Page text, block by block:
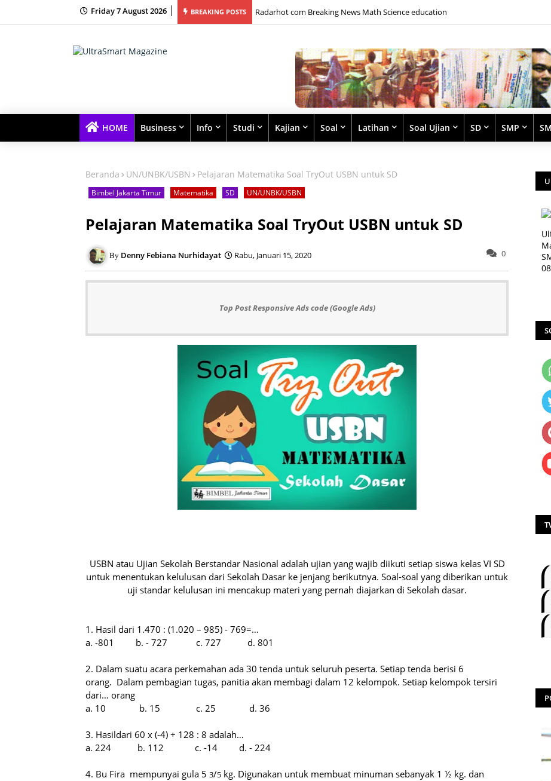
Friday 7 August 2026 BREAKING POSTS
Belajar Terbaik dengan Kelas Kecil dan Fokus Tinggi Radarhot com Breaking News Math Science education
HOME Business Info Studi Kajian Soal Latihan Soal Ujian SD SMP
Beranda UN/UNBK/USBN Pelajaran Matematika Soal TryOut USBN untuk SD
Bimbel Jakarta Timur Matematika SD UN/UNBK/USBN
Pelajaran Matematika Soal TryOut USBN untuk SD
Denny Febiana Nurhidayat Rabu, Januari 15, 2020 0
Top Post Responsive Ads code (Google Ads)
USBN atau Ujian Sekolah Berstandar Nasional adalah ujian yang wajib diikuti setiap siswa kelas VI SD
untuk menentukan kelulusan dari Sekolah Dasar ke jenjang berikutnya. Soal-soal yang diberikan untuk
uji standar kelulusan ini mencakup materi yang pernah diajarkan di Sekolah dasar.
1. Hasil dari 1.470 : (1.020 – 985) - 769=…
a. -801
b. - 727 c. 727 d. 801
2. Dalam suatu acara perkemahan ada 30 tenda untuk seluruh peserta. Setiap tenda berisi 6
orang. Dalam pembagian tugas, panitia akan membagi dalam 12 kelompok. Setiap kelompok tersiri
dari… orang
a. 10
b. 15 c. 25 d. 36
3. Hasildari 60 x (-4) + 128 : 8 adalah…
a. 224
b. 112 c. -14 d. - 224
4. Bu Fira mempunyai gula 5 3/5 kg. Digunakan untuk membuat minuman sebanyak 1 ½ kg. dan